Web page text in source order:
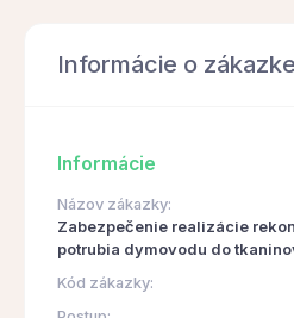
Informácie o zákazke
Informácie
Názov zákazky:
Zabezpečenie realizácie
potrubia dymovodu do
Kód zákazky: